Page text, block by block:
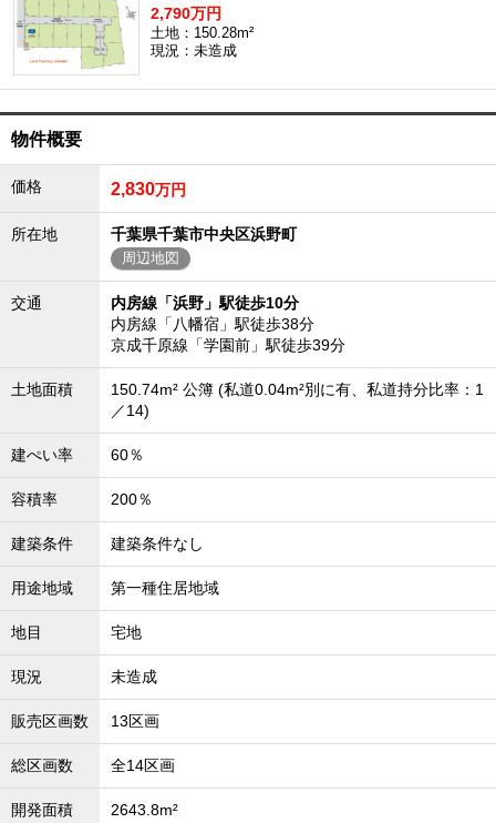
2,790万円
土地：150.28m²
現況：未造成
物件概要
価格 2,830万円
所在地 千葉県千葉市中央区浜野町
周辺地図
交通
内房線「浜野」駅徒歩10分
内房線「八幡宿」駅徒歩38分
京成千原線「学園前」駅徒歩39分
土地面積
150.74m² 公簿 (私道0.04m²別に有、私道持分比率：1
／14)
建ぺい率 60％
容積率 200％
建築条件 建築条件なし
用途地域 第一種住居地域
地目 宅地
現況 未造成
販売区画数 13区画
総区画数 全14区画
開発面積 2643.8m²